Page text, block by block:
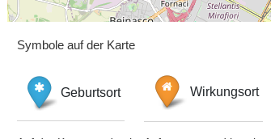
Symbole auf der Karte
Geburtsort Wirkungsort